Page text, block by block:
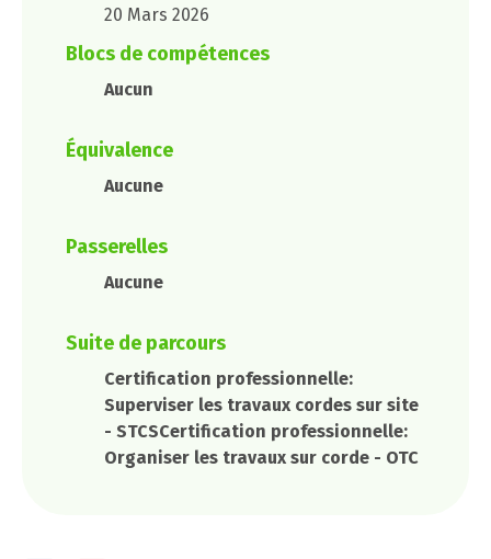
20 Mars 2026
Blocs de compétences
Aucun
Équivalence
Aucune
Passerelles
Aucune
Suite de parcours
Certification professionnelle:
Superviser les travaux cordes sur site
- STCSCertification professionnelle:
Organiser les travaux sur corde - OTC